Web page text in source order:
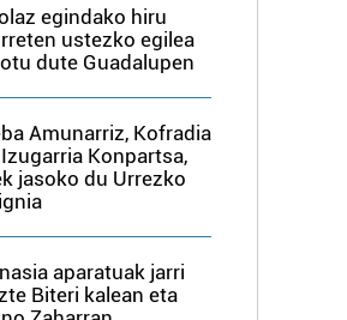
egindako hiru
ustezko egilea
dute Guadalupen
Amunarriz, Kofradia
Konpartsa,
jasoko du Urrezko
aparatuak jarri
Biteri kalean eta